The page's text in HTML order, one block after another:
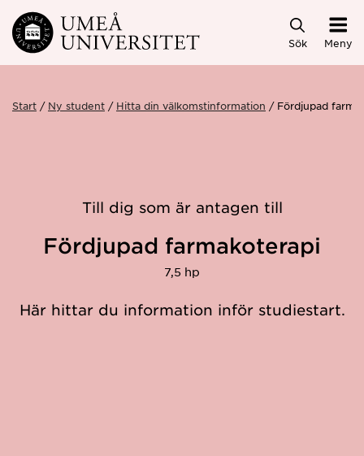
Hoppa direkt till innehållet
Sök Meny
Start Ny student Hitta din välkomstinformation Fördjupad
Till dig som är antagen till
Fördjupad farmakoterapi
7,5 hp
Här hittar du information inför studiestart.